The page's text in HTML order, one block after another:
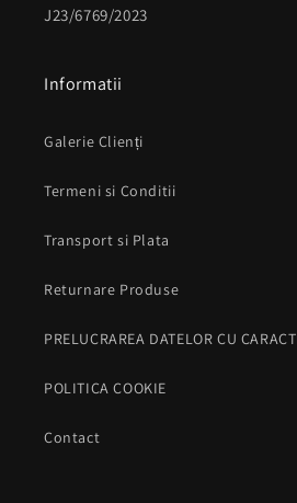
J23/6769/2023
Informatii
Galerie Clienți
Termeni si Conditii
Transport si Plata
Returnare Produse
PRELUCRAREA DATELOR CU
POLITICA COOKIE
Contact